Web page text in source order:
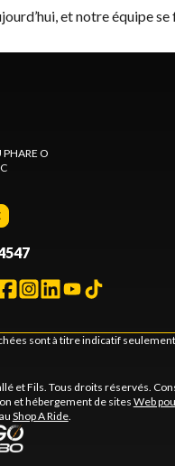
et notre équipe
O
sont à titre indicatif
et Fils. Tous droits réservés.
et hébergement de sitesWeb
Shop A Ride.